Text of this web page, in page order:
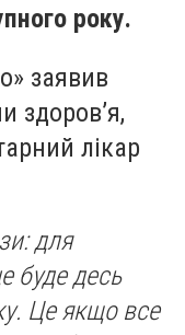
року.
заявив
здоров’я,
лікар
для
буде десь
Це якщо все